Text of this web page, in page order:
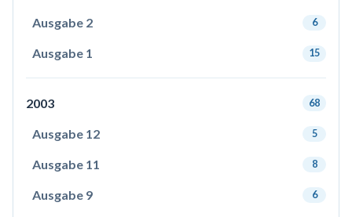
Ausgabe 2 6
Ausgabe 1 15
2003 68
Ausgabe 12 5
Ausgabe 11 8
Ausgabe 9 6